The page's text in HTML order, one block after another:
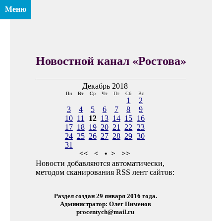
Меню
Новостной канал «Ростова»
Декабрь 2018
Пн Вт Ср Чт Пт Сб Вс
1
2
3
4 5 6 7 8
9
10 11 12 13 14 15 16
17 18 19 20 21 22
23
24 25 26 27 28 29 30
31
<< < • > >>
Новости добавляются автоматически,
методом сканирования RSS лент сайтов:
Раздел создан 29 января 2016 года.
Администратор: Олег Пименов
procentych@mail.ru